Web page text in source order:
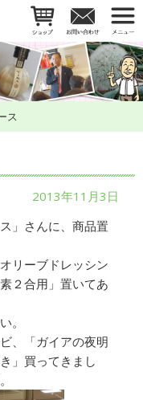
ス
2013年11月3日
」さんに、商品置
リーブドレッシン
２合用」置いてあ
。
、「ガイアの夜明
」買ってきまし